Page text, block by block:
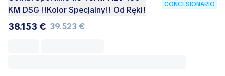
KM DSG !!Kolor Specjalny!! Od Ręki!
CONCESIONARIO
38.153 € 39.523 €